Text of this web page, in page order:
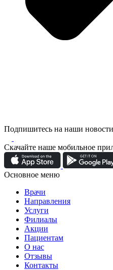
Подпишитесь на наши новости
Скачайте наше мобильное
Основное меню
Врачи
Направления
Услуги
Филиалы
Акции
Пациентам
О нас
Отзывы
Контакты